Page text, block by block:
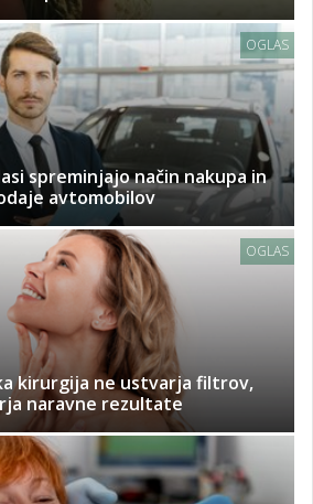
OGLAS
spreminjajo način nakupa in
avtomobilov
OGLAS
kirurgija ne ustvarja filtrov,
naravne rezultate